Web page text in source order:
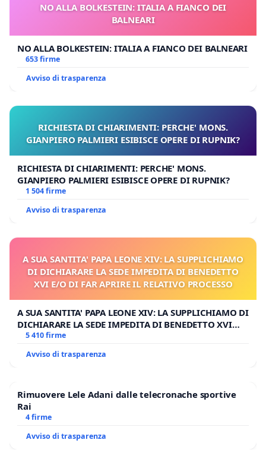
NO ALLA BOLKESTEIN: ITALIA A FIANCO DEI
BALNEARI
NO ALLA BOLKESTEIN: ITALIA A FIANCO DEI BALNEARI
653 firme
Avviso di trasparenza
RICHIESTA DI CHIARIMENTI: PERCHE' MONS.
GIANPIERO PALMIERI ESIBISCE OPERE DI RUPNIK?
RICHIESTA DI CHIARIMENTI: PERCHE' MONS.
GIANPIERO PALMIERI ESIBISCE OPERE DI RUPNIK?
1 504 firme
Avviso di trasparenza
A SUA SANTITA' PAPA LEONE XIV: LA SUPPLICHIAMO
DI DICHIARARE LA SEDE IMPEDITA DI BENEDETTO
XVI E/O DI FAR APRIRE IL RELATIVO PROCESSO
A SUA SANTITA' PAPA LEONE XIV: LA SUPPLICHIAMO DI
DICHIARARE LA SEDE IMPEDITA DI BENEDETTO XVI
E/O DI FAR APRIRE IL RELATIVO PROCESSO
5 410 firme
Avviso di trasparenza
Rimuovere Lele Adani dalle telecronache sportive
Rai
4 firme
Avviso di trasparenza